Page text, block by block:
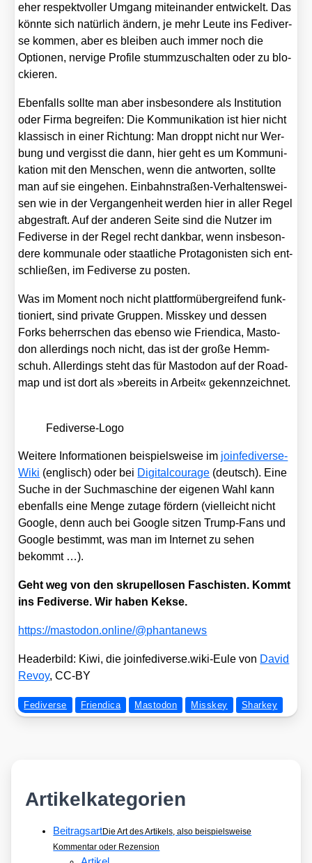
eher respekt­vol­ler Umgang mit­ein­an­der ent­wi­ckelt. Das
könn­te sich natür­lich ändern, je mehr Leu­te ins Fedi­ver­
se kom­men, aber es blei­ben auch immer noch die
Optio­nen, ner­vi­ge Pro­fi­le stumm­zu­schal­ten oder zu blo­
ckie­ren.
Eben­falls soll­te man aber ins­be­son­de­re als Insti­tu­ti­on
oder Fir­ma begrei­fen: Die Kom­mu­ni­ka­ti­on ist hier nicht
klas­sisch in einer Rich­tung: Man droppt nicht nur Wer­
bung und ver­gisst die dann, hier geht es um Kom­mu­ni­
ka­ti­on mit den Men­schen, wenn die ant­wor­ten, soll­te
man auf sie ein­ge­hen. Ein­bahn­stra­ßen-Ver­hal­tens­wei­
sen wie in der Ver­gan­gen­heit wer­den hier in aller Regel
abge­straft. Auf der ande­ren Sei­te sind die Nut­zer im
Fedi­ver­se in der Regel recht dank­bar, wenn ins­be­son­
de­re kom­mu­na­le oder staat­li­che Prot­ago­nis­ten sich ent­
schlie­ßen, im Fedi­ver­se zu pos­ten.
Was im Moment noch nicht platt­form­über­grei­fend funk­
tio­niert, sind pri­va­te Grup­pen. Miss­key und des­sen
Forks beherr­schen das eben­so wie Fri­en­di­ca, Mast­o­
don aller­dings noch nicht, das ist der gro­ße Hemm­
schuh. Aller­dings steht das für Mast­o­don auf der Road­
map und ist dort als »bereits in Arbeit« gekenn­zeich­net.
Fedi­ver­se-Logo
Wei­te­re Infor­ma­tio­nen bei­spiels­wei­se im join­fe­di­ver­se-
Wiki (eng­lisch) oder bei Digi­tal­cou­ra­ge (deutsch). Eine
Suche in der Such­ma­schi­ne der eige­nen Wahl kann
eben­falls eine Men­ge zuta­ge för­dern (viel­leicht nicht
Goog­le, denn auch bei Goog­le sit­zen Trump-Fans und
Goog­le bestimmt, was man im Inter­net zu sehen
bekommt …).
Geht weg von den skru­pel­lo­sen Faschis­ten. Kommt
ins Fedi­ver­se. Wir haben Kek­se.
https://​mast​o​don​.online/​@​p​h​a​n​t​a​n​ews
Hea­der­bild: Kiwi, die joinfediverse.wiki-Eule von David
Revoy, CC-BY
Fediverse Friendica Mastodon Misskey Sharkey
Artikelkategorien
BeitragsartDie Art des Artikels, also beispielsweise
Kommentar oder Rezension